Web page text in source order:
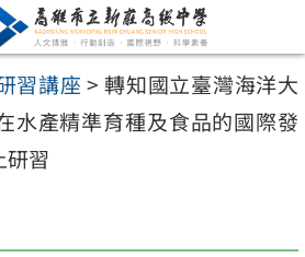
習講座 > 轉知國立臺灣海洋大
水產精準育種及食品的國際發
研習